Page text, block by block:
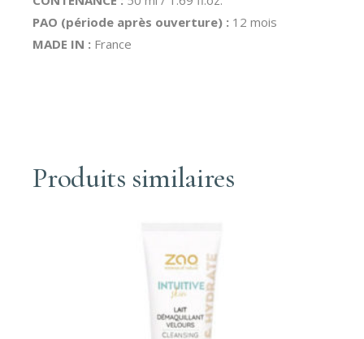
PAO (période après ouverture) : 12 mois
MADE IN : France
Produits similaires